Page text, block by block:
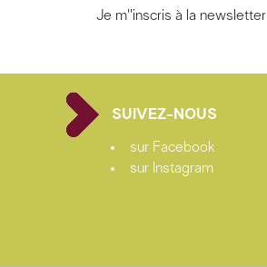
Je m''inscris à la newsletter
SUIVEZ-NOUS
sur Facebook
sur Instagram